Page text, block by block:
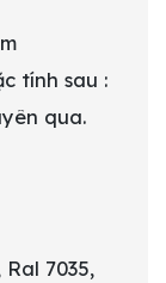
tính sau :
qua.
7035,